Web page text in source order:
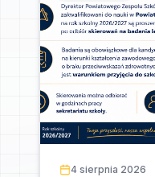
4 sierpnia 2026